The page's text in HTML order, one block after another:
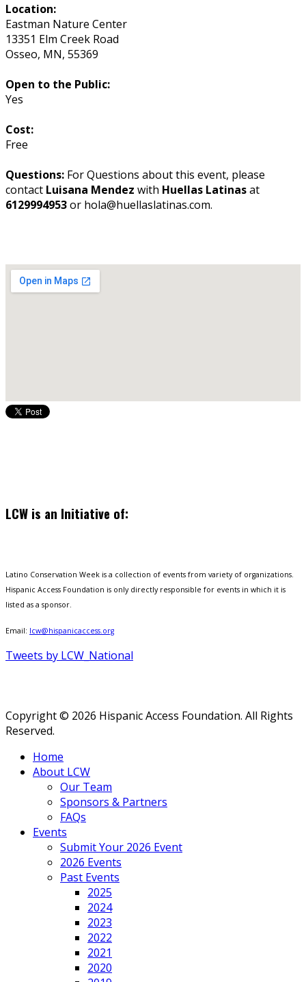
Location:
Eastman Nature Center
13351 Elm Creek Road
Osseo, MN, 55369
Open to the Public:
Yes
Cost:
Free
Questions: For Questions about this event, please
contact Luisana Mendez with Huellas Latinasat
6129994953or hola@huellaslatinas.com.
LCW is an Initiative of:
Latino Conservation Week is a collection of events from variety of organizations.
Hispanic Access Foundation is only directly responsible for events in which it is
listed as a sponsor.
Email: lcw@hispanicaccess.org
Tweets by LCW_National
Copyright © 2026 Hispanic Access Foundation. All Rights
Reserved.
Home
About LCW
Our Team
Sponsors & Partners
FAQs
Events
Submit Your 2026 Event
2026 Events
Past Events
2025
2024
2023
2022
2021
2020